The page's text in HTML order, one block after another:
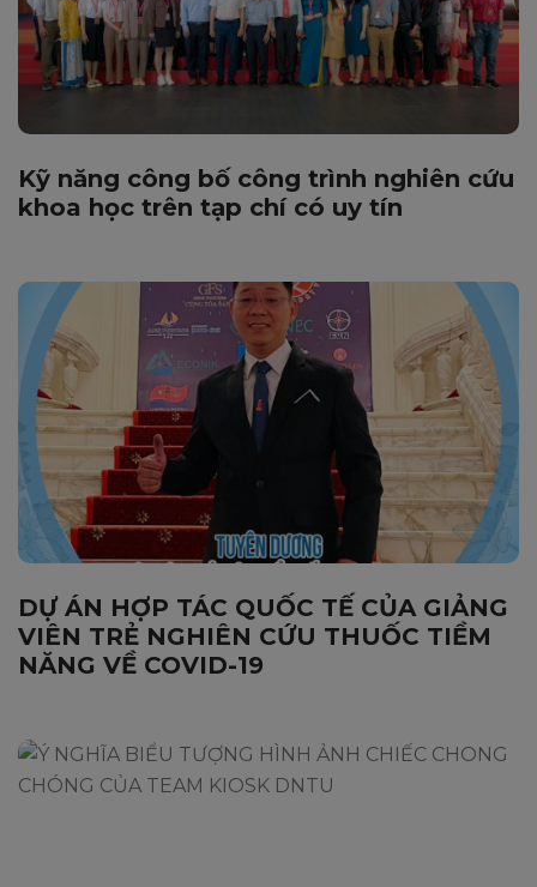
Kỹ năng công bố công trình nghiên cứu
khoa học trên tạp chí có uy tín
DỰ ÁN HỢP TÁC QUỐC TẾ CỦA GIẢNG
VIÊN TRẺ NGHIÊN CỨU THUỐC TIỀM
NĂNG VỀ COVID-19